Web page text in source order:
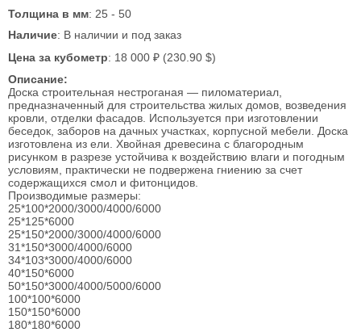
Толщина в мм: 25 - 50
Наличие: В наличии и под заказ
Цена за кубометр: 18 000 ₽ (230.90 $)
Описание:
Доска строительная нестроганая — пиломатериал,
предназначенный для строительства жилых домов, возведения
кровли, отделки фасадов. Используется при изготовлении
беседок, заборов на дачных участках, корпусной мебели. Доска
изготовлена из ели. Хвойная древесина с благородным
рисунком в разрезе устойчива к воздействию влаги и погодным
условиям, практически не подвержена гниению за счет
содержащихся смол и фитонцидов.
Производимые размеры:
25*100*2000/3000/4000/6000
25*125*6000
25*150*2000/3000/4000/6000
31*150*3000/4000/6000
34*103*3000/4000/6000
40*150*6000
50*150*3000/4000/5000/6000
100*100*6000
150*150*6000
180*180*6000